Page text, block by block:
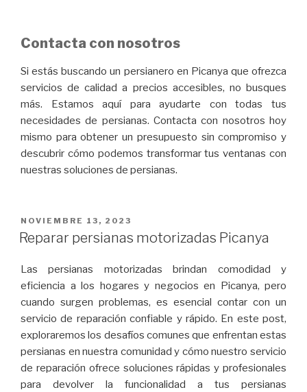
Contacta con nosotros
Si estás buscando un persianero en Picanya que ofrezca
servicios de calidad a precios accesibles, no busques
más. Estamos aquí para ayudarte con todas tus
necesidades de persianas. Contacta con nosotros hoy
mismo para obtener un presupuesto sin compromiso y
descubrir cómo podemos transformar tus ventanas con
nuestras soluciones de persianas.
PUBLICADO
EL
NOVIEMBRE 13, 2023
Reparar persianas motorizadas Picanya
Las persianas motorizadas brindan comodidad y
eficiencia a los hogares y negocios en Picanya, pero
cuando surgen problemas, es esencial contar con un
servicio de reparación confiable y rápido. En este post,
exploraremos los desafíos comunes que enfrentan estas
persianas en nuestra comunidad y cómo nuestro servicio
de reparación ofrece soluciones rápidas y profesionales
para devolver la funcionalidad a tus persianas